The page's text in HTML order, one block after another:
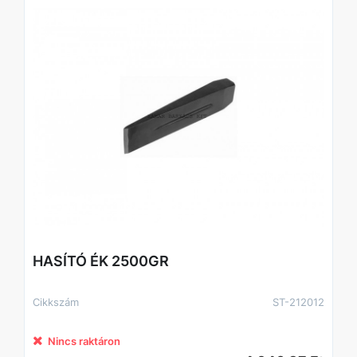
- ideális nagy terhelésű, rendszeres használatra
HASÍTÓ ÉK 2500GR
Cikkszám ST-212012
Nincs raktáron